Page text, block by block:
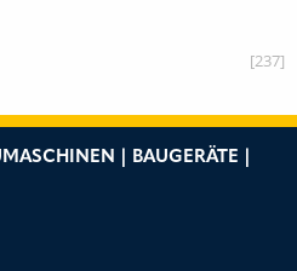
[237]
| BAUGERÄTE |